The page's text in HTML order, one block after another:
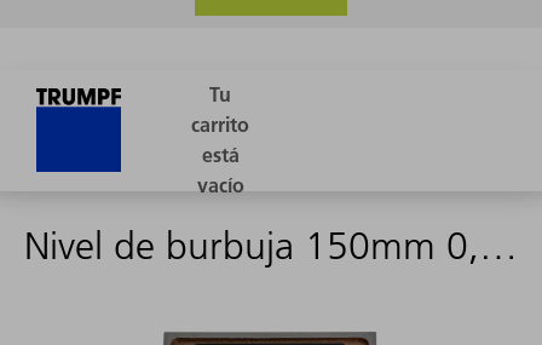
Nivel de burbuja 150mm 0,02mm/m